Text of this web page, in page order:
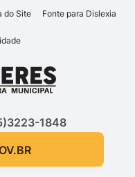
e links
do Site Fonte para Dislexia
principal
1848